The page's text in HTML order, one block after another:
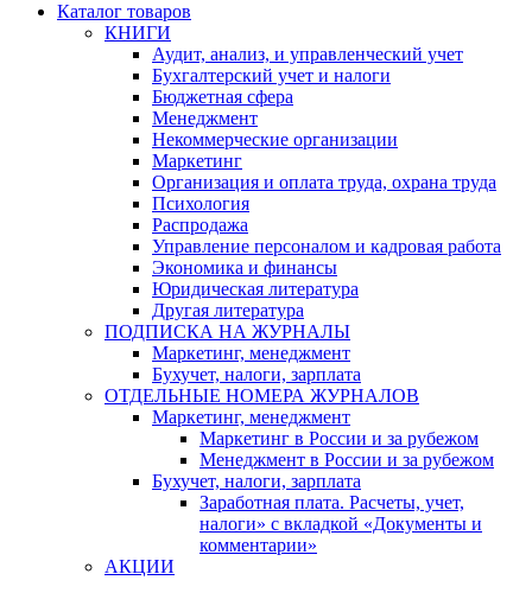
Каталог товаров
КНИГИ
Аудит, анализ, и управленческий учет
Бухгалтерский учет и налоги
Бюджетная сфера
Менеджмент
Некоммерческие организации
Маркетинг
Организация и оплата труда, охрана труда
Психология
Распродажа
Управление персоналом и кадровая работа
Экономика и финансы
Юридическая литература
Другая литература
ПОДПИСКА НА ЖУРНАЛЫ
Маркетинг, менеджмент
Бухучет, налоги, зарплата
ОТДЕЛЬНЫЕ НОМЕРА ЖУРНАЛОВ
Маркетинг, менеджмент
Маркетинг в России и за рубежом
Менеджмент в России и за рубежом
Бухучет, налоги, зарплата
Заработная плата. Расчеты, учет,
налоги» с вкладкой «Документы и
комментарии»
АКЦИИ